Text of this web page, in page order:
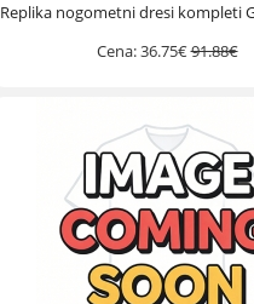
Replika nogometni dresi kompleti
Cena:36.75€91.88€